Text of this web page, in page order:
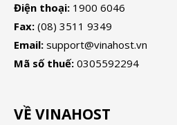
Điện thoại: 1900 6046
Fax: (08) 3511 9349
Email: support@vinahost.vn
Mã số thuế: 0305592294
VỀ VINAHOST